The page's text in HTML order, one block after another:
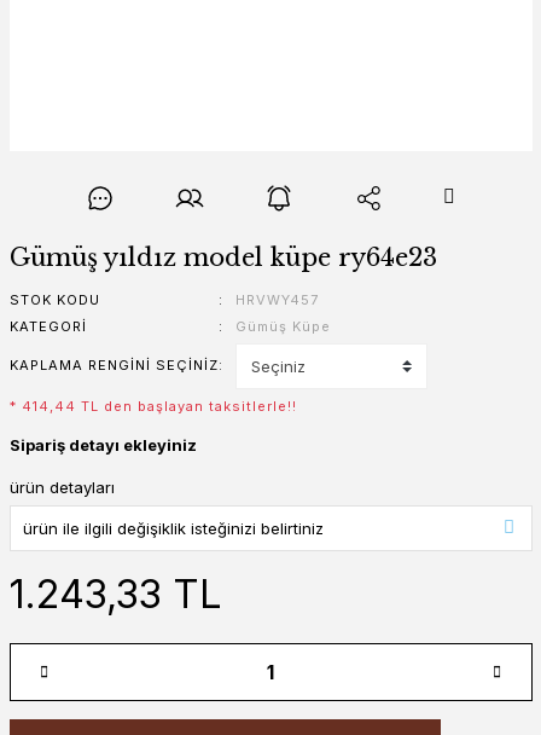
Gümüş yıldız model küpe ry64e23
STOK KODU
HRVWY457
KATEGORI
Gümüş Küpe
KAPLAMA RENGINI SEÇINIZ
* 414,44 TL den başlayan taksitlerle!!
Sipariş detayı ekleyiniz
ürün detayları
1.243,33 TL